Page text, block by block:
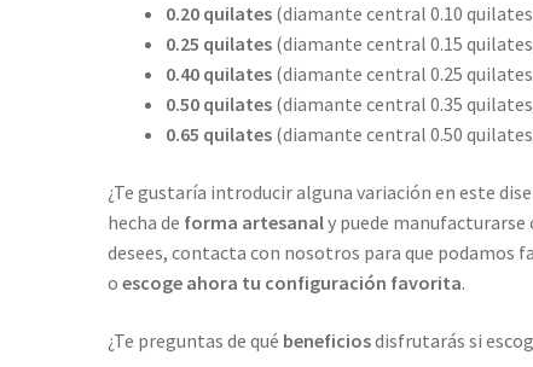
0.20 quilates (diamante central 0.10
0.25 quilates (diamante central 0.15
0.40 quilates (diamante central 0.25
0.50 quilates (diamante central 0.35
0.65 quilates (diamante central 0.50
¿Te gustaría introducir alguna variación en este
hecha de forma artesanaly puede manufacturarse
desees, contacta con nosotros para que
o escoge ahora tu configuración favorita.
¿Te preguntas de qué beneficiosdisfrutarás si